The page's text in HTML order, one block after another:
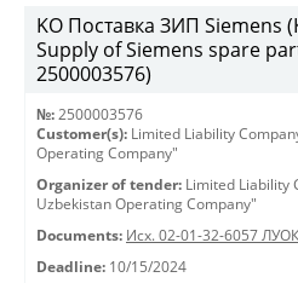
KO Поставка ЗИП Siemens
Supply of Siemens spare
2500003576)
№: 2500003576
Customer(s): Limited Liability
Operating Company"
Organizer of tender: Limited Liability
Uzbekistan Operating Company"
Documents: Исх. 02-01-32-6057
Deadline: 10/15/2024